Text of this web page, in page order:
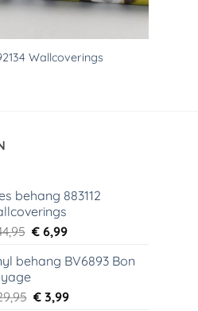
Wallcoverings
behang 883112
Oorspronkelijke
was:
€ 6,99Huidige
is:
behang BV6893 Bon
Oorspronkelijke
€ 3,99Huidige